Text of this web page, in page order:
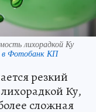
лихорадкой Ку
в Фотобанк КП
резкий
Ку,
сложная